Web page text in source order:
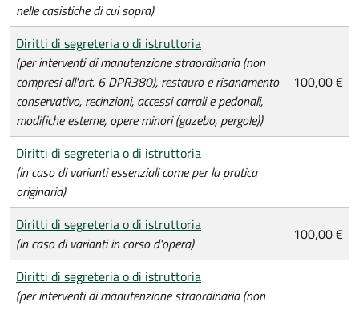
nelle casistiche di cui sopra)
Diritti di segreteria o di istruttoria
(per interventi di manutenzione straordinaria (non
compresi all'art. 6 DPR380), restauro e risanamento
conservativo, recinzioni, accessi carrali e pedonali,
modifiche esterne, opere minori (gazebo, pergole))
100,00 €
Diritti di segreteria o di istruttoria
(in caso di varianti essenziali come per la pratica
originaria)
Diritti di segreteria o di istruttoria
(in caso di varianti in corso d'opera)
100,00 €
Diritti di segreteria o di istruttoria
(per interventi di manutenzione straordinaria (non